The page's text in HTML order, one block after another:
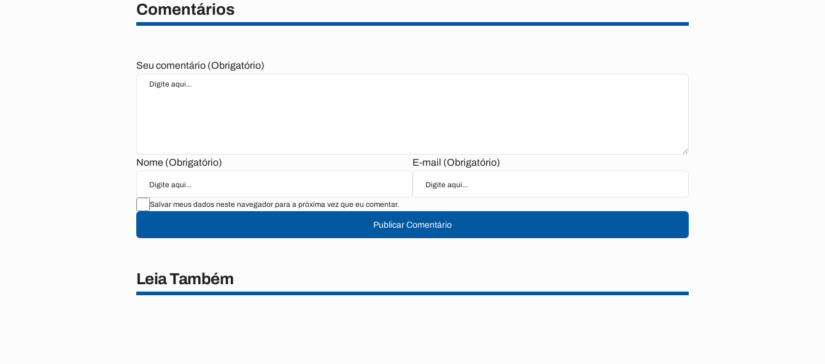
Comentários
Seu comentário (Obrigatório)
Nome (Obrigatório) E-mail (Obrigatório)
Salvar meus dados neste navegador para a próxima vez que eu comentar.
Publicar Comentário
Leia Também